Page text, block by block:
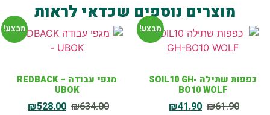
מוצרים נוספים שכדאי לראות
מבצע!
כפפות שתילה SOIL10 GH-
BO10 WOLF
₪61.90
₪41.90
מבצע!
מגפי עבודה REDBACK –
UBOK
₪634.00
₪528.00